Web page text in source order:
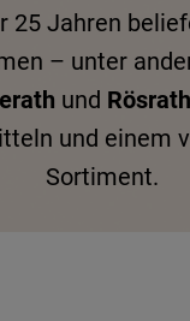
25 Jahren
– unter
und Rösrath
und einem
Sortiment.